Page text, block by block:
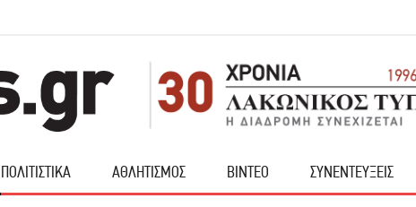
ΠΟΛΙΤΙΣΤΙΚΑ ΑΘΛΗΤΙΣΜΟΣ ΒΙΝΤΕΟ ΣΥΝΕΝΤΕΥΞΕΙΣ